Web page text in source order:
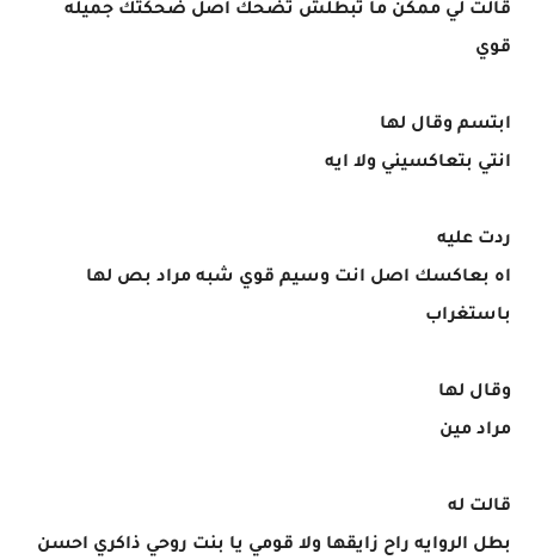
قالت لي ممكن ما تبطلش تضحك اصل ضحكتك جميله
قوي
ابتسم وقال لها
انتي بتعاكسيني ولا ايه
ردت عليه
اه بعاكسك اصل انت وسيم قوي شبه مراد بص لها
باستغراب
وقال لها
مراد مين
قالت له
بطل الروايه راح زايقها ولا قومي يا بنت روحي ذاكري احسن